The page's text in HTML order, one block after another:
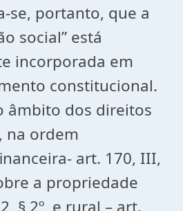
se, portanto, que a
social” está
incorporada em
constitucional.
âmbito dos direitos
na ordem
art. 170, III,
a propriedade
§ 2º, e rural – art.